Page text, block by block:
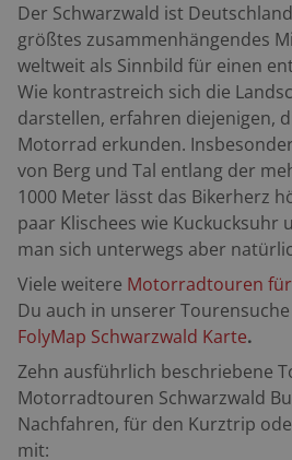
Der Schwarzwald ist
größtes zusammenhängendes
weltweit als Sinnbild für einen
Wie kontrastreich sich die
darstellen, erfahren diejenigen,
Motorrad erkunden.
von Berg und Tal entlang der
1000 Meter lässt das Bikerherz
paar Klischees wie Kuckucksuhr
man sich unterwegs aber
Viele weitere Motorradtouren für
Du auch in unserer
FolyMap Schwarzwald Karte.
Zehn ausführlich beschriebene
Motorradtouren Schwarzwald
Nachfahren, für den Kurztrip
mit: